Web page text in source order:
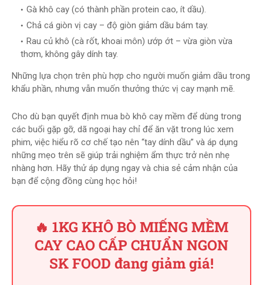
Gà khô cay (có thành phần protein cao, ít dầu).
Chả cá giòn vị cay – độ giòn giảm dầu bám tay.
Rau củ khô (cà rốt, khoai môn) ướp ớt – vừa giòn vừa
thơm, không gây dính tay.
Những lựa chọn trên phù hợp cho người muốn giảm dầu trong
khẩu phần, nhưng vẫn muốn thưởng thức vị cay mạnh mẽ.
Cho dù bạn quyết định mua bò khô cay mềm để dùng trong
các buổi gặp gỡ, dã ngoại hay chỉ để ăn vặt trong lúc xem
phim, việc hiểu rõ cơ chế tạo nên “tay dính dầu” và áp dụng
những mẹo trên sẽ giúp trải nghiệm ẩm thực trở nên nhẹ
nhàng hơn. Hãy thử áp dụng ngay và chia sẻ cảm nhận của
bạn để cộng đồng cùng học hỏi!
🔥 1KG KHÔ BÒ MIẾNG MỀM
CAY CAO CẤP CHUẨN NGON
SK FOOD đang giảm giá!